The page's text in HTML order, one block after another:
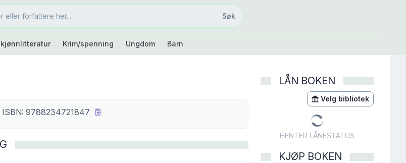
Søk
Søk
Krim/spenning Ungdom Barn
ISBN: 9788234721847
LÅN BOKEN
Velg bibliotek
HENTER LÅNESTATUS
KJØP BOKEN